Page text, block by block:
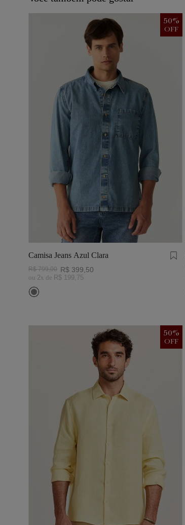
Camisa Jeans Azul Clara
50%
OFF
R$ 799,00 R$ 399 50
ou 2x de R$ 199 75
50%
OFF